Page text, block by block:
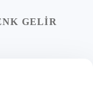
GELIR